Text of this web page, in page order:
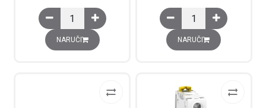
Kontakt pomoćni iSD (signalizacija prorade zaštite)
NARUČI
Kontakt pomoćni
NARUČI